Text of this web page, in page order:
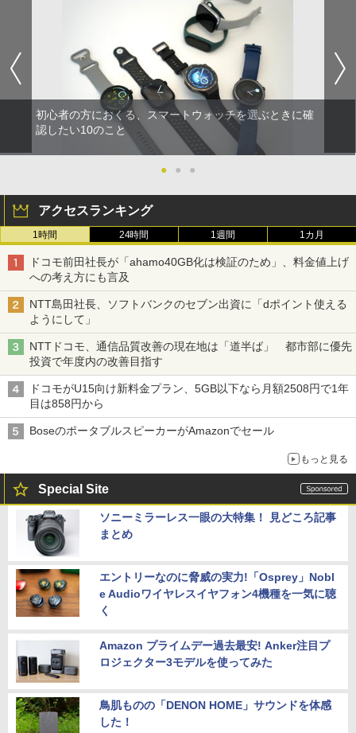
初心者の方におくる、スマートウォッチを選ぶときに確
認したい10のこと
● ● ●
アクセスランキング
1時間 24時間 1週間 1カ月
ドコモ前田社長が「ahamo40GB化は検証のため」、料金値上げ
への考え方にも言及
NTT島田社長、ソフトバンクのセブン出資に「dポイント使える
ようにして」
NTTドコモ、通信品質改善の現在地は「道半ば」 都市部に優先
投資で年度内の改善目指す
ドコモがU15向け新料金プラン、5GB以下なら月額2508円で1年
目は858円から
BoseのポータブルスピーカーがAmazonでセール
もっと見る
Special Site
ソニーミラーレス一眼の大特集！ 見どころ記事
まとめ
エントリーなのに脅威の実力!「Osprey」Nobl
e Audioワイヤレスイヤフォン4機種を一気に聴
く
Amazon プライムデー過去最安! Anker注目プ
ロジェクター3モデルを使ってみた
鳥肌ものの「DENON HOME」サウンドを体感
した！